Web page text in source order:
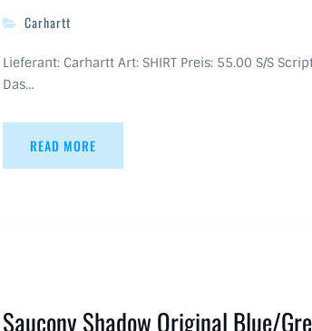
Carhartt
Lieferant: Carhartt Art: SHIRT Preis: 55.00 S/S
Das…
READ MORE
Saucony Shadow Original Blue/